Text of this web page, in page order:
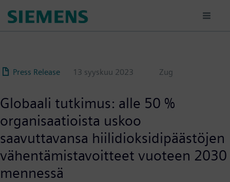
pääsisältöön
Press Release 13 syyskuu 2023 Zug
Globaali tutkimus: alle 50 %
organisaatioista uskoo
saavuttavansa hiilidioksidipäästöjen
vähentämistavoitteet vuoteen 2030
mennessä